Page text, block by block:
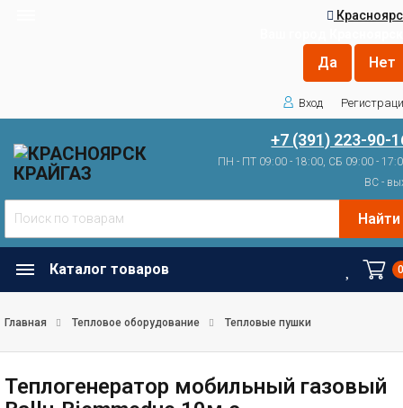
Вход
+7 (391) 223-90-
ПН - ПТ 09:00 - 18:00, СБ 09:00 -
ВС -
Найти
Каталог товаров
Главная Тепловое оборудование Тепловые пушки
Теплогенератор мобильный газовый